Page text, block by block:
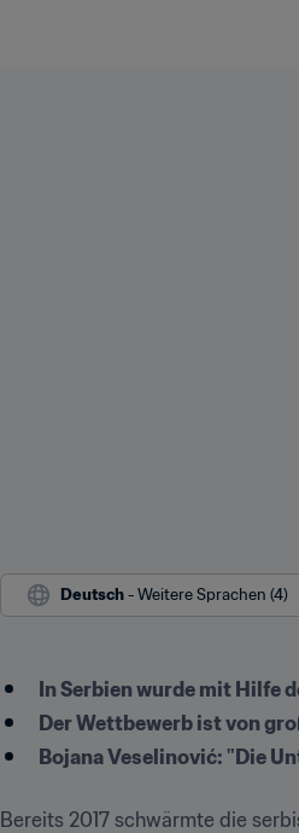
Deutsch - Weitere Sprachen (4)
In Serbien wurde mit Hilfe
Der Wettbewerb ist von
Bereits 2017 schwärmte die